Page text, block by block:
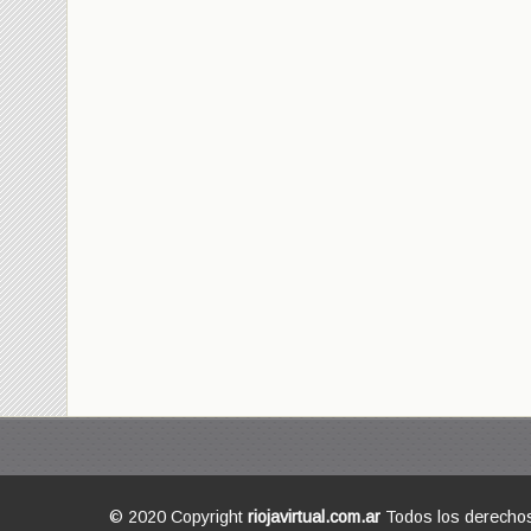
© 2020 Copyright riojavirtual.com.ar Todos los